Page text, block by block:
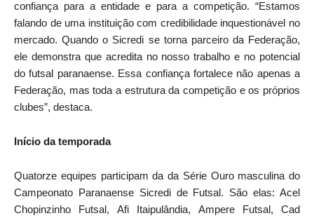
confiança para a entidade e para a competição. “Estamos
falando de uma instituição com credibilidade inquestionável no
mercado. Quando o Sicredi se torna parceiro da Federação,
ele demonstra que acredita no nosso trabalho e no potencial
do futsal paranaense. Essa confiança fortalece não apenas a
Federação, mas toda a estrutura da competição e os próprios
clubes”, destaca.
Início da temporada
Quatorze equipes participam da da Série Ouro masculina do
Campeonato Paranaense Sicredi de Futsal. São elas: Acel
Chopinzinho Futsal, Afi Itaipulândia, Ampere Futsal, Cad